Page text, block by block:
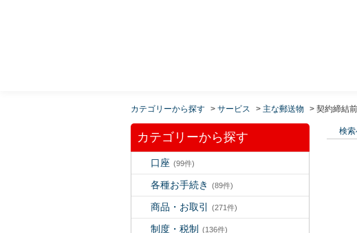
カテゴリーから探す > サービス > 主な郵送物 > 契約締結
カテゴリーから探す
口座 (99件)
各種お手続き (89件)
商品・お取引 (271件)
制度・税制 (136件)
検索